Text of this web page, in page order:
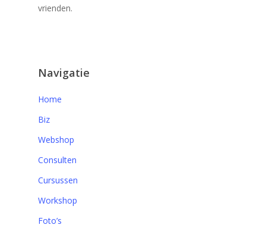
vrienden.
Navigatie
Home
Biz
Webshop
Consulten
Cursussen
Workshop
Foto’s